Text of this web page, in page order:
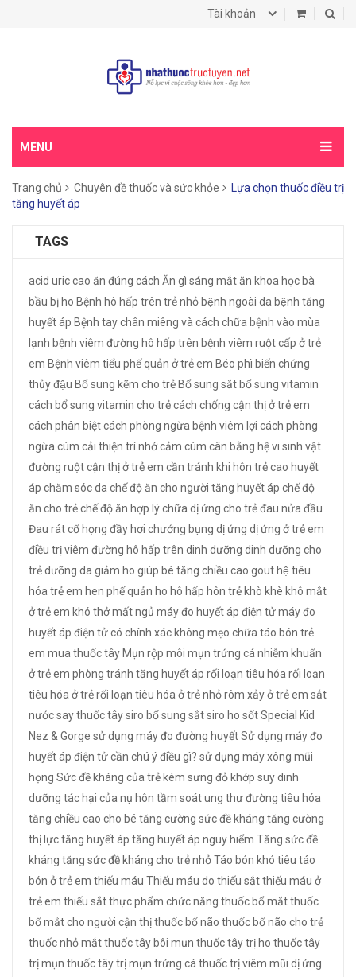
Tài khoản
MENU
Trang chủ Chuyên đề thuốc và sức khỏe
Lựa chọn thuốc điều trị
tăng huyết áp
TAGS
acid uric cao ăn đúng cách Ăn gì sáng mắtăn khoa học bà
bầu bị ho Bệnh hô hấp trên trẻ nhỏ bệnh ngoài da bệnh tăng
huyết áp Bệnh tay chân miêng và cách chữa bệnh vào mùa
lạnh bệnh viêm đường hô hấp trên bệnh viêm ruột cấp ở trẻ
em Bệnh viêm tiểu phế quản ở trẻ em Béo phì biến chứng
thủy đậu Bổ sung kẽm cho trẻ Bổ sung sắt bổ sung vitamin
cách bổ sung vitamin cho trẻcách chống cận thị ở trẻ em
cách phân biệtcách phòng ngừa bệnh viêm lợi cách phòng
ngừa cúm cải thiện trí nhớcảm cúm cân bằng hệ vi sinh vật
đường ruộtcận thị ở trẻ em cần tránh khi hôn trẻcao huyết
áp chăm sóc da chế độ ăn cho người tăng huyết áp chế độ
ăn cho trẻchế độ ăn hợp lýchữa dị ứng cho trẻđau nửa đầu
Đau rát cổ họng đầy hơi chướng bụng dị ứng dị ứng ở trẻ em
điều trị viêm đường hô hấp trên dinh dưỡng dinh dưỡng cho
trẻdưỡng da giảm ho giúp bé tăng chiều cao gout hệ tiêu
hóa trẻ em hen phế quản ho hô hấp hôn trẻ khò khè khô mắt
ở trẻ em khó thởmất ngủ máy đo huyết áp điện tửmáy đo
huyết áp điện tử có chính xác không mẹo chữa táo bón trẻ
em mua thuốc tây Mụn rộp môi mụn trứng cá nhiễm khuẩn
ở trẻ em phòng tránh tăng huyết áp rối loạn tiêu hóa rối loạn
tiêu hóa ở trẻrối loạn tiêu hóa ở trẻ nhỏrôm xảy ở trẻ em sắt
nướcsay thuốc tâysiro bổ sung sắtsiro ho sốtSpecial Kid
Nez & Gorge sử dụng máy đo đường huyếtSử dụng máy đo
huyết áp điện tử cần chú ý điều gì? sử dụng máy xông mũi
họng Sức đề kháng của trẻ kém sưng đỏ khớp suy dinh
dưỡng tác hại của nụ hôn tầm soát ung thư đường tiêu hóa
tăng chiều cao cho bé tăng cường sức đề kháng tăng cường
thị lựctăng huyết áp tăng huyết áp nguy hiểm Tăng sức đề
kháng tăng sức đề kháng cho trẻ nhỏTáo bón khó tiêu táo
bón ở trẻ em thiếu máu Thiếu máu do thiếu sắtthiếu máu ở
trẻ em thiếu sắtthực phẩm chức năng thuốc bổ mắtthuốc
bổ mắt cho người cận thịthuốc bổ não thuốc bổ não cho trẻ
thuốc nhỏ mắtthuốc tây bôi mụn thuốc tây trị ho thuốc tây
trị mụn thuốc tây trị mụn trứng cá thuốc trị viêm mũi dị ứng